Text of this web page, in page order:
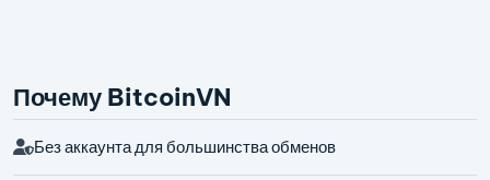
Почему BitcoinVN
Без аккаунта для большинства обменов